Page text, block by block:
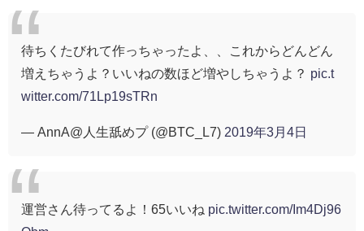
待ちくたびれて作っちゃったよ、、これからどんどん
増えちゃうよ？いいねの数ほど増やしちゃうよ？ pic.t
witter.com/71Lp19sTRn
— AnnA@人生舐めプ (@BTC_L7) 2019年3月4日
運営さん待ってるよ！65いいね pic.twitter.com/Im4Dj96